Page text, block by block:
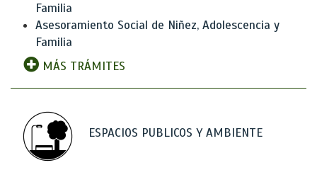
Familia
Asesoramiento Social de Niñez, Adolescencia y
Familia
MÁS TRÁMITES
ESPACIOS PUBLICOS Y AMBIENTE